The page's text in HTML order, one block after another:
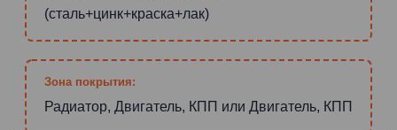
(сталь+цинк+краска+лак)
Зона покрытия:
Радиатор, Двигатель, КПП или Двигатель, КПП